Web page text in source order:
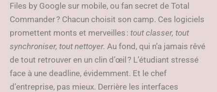
Files by Google sur mobile, ou fan secret de Total
Commander ? Chacun choisit son camp. Ces logiciels
promettent monts et merveilles : tout classer, tout
synchroniser, tout nettoyer. Au fond, qui n’a jamais rêvé
de tout retrouver en un clin d’œil ? L’étudiant stressé
face à une deadline, évidemment. Et le chef
d’entreprise, pas mieux. Derrière les interfaces